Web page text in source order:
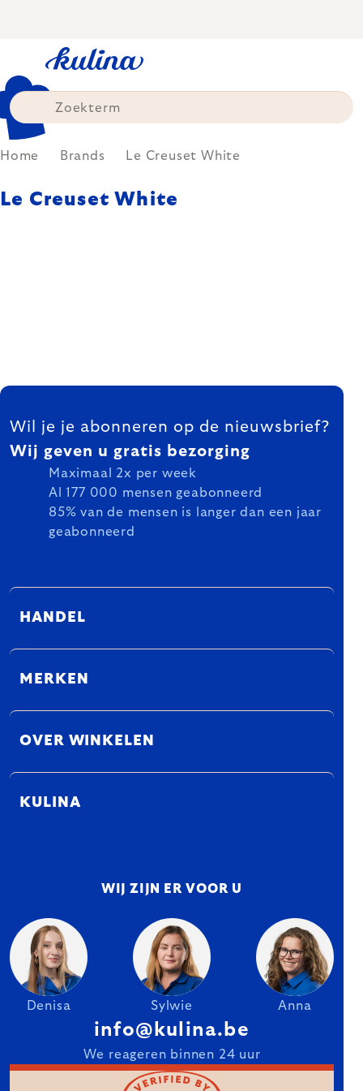
Home Brands Le Creuset White
Le Creuset White
FOOTER
Wil je je abonneren op de nieuwsbrief?
Wij geven u gratis bezorging
Maximaal 2x per week
Al 177 000 mensen geabonneerd
85% van de mensen is langer dan een jaar
geabonneerd
HANDEL
MERKEN
OVER WINKELEN
KULINA
WIJ ZIJN ER VOOR U
Denisa Sylwie Anna
info@kulina.be
We reageren binnen 24 uur